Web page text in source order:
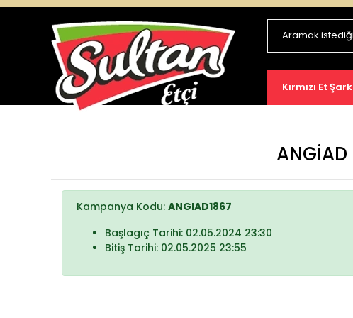
Kırmızı Et
Kampanya Kodu: ANGIAD1867
Başlagıç Tarihi: 02.05.2024 23:30
Bitiş Tarihi: 02.05.2025 23:55